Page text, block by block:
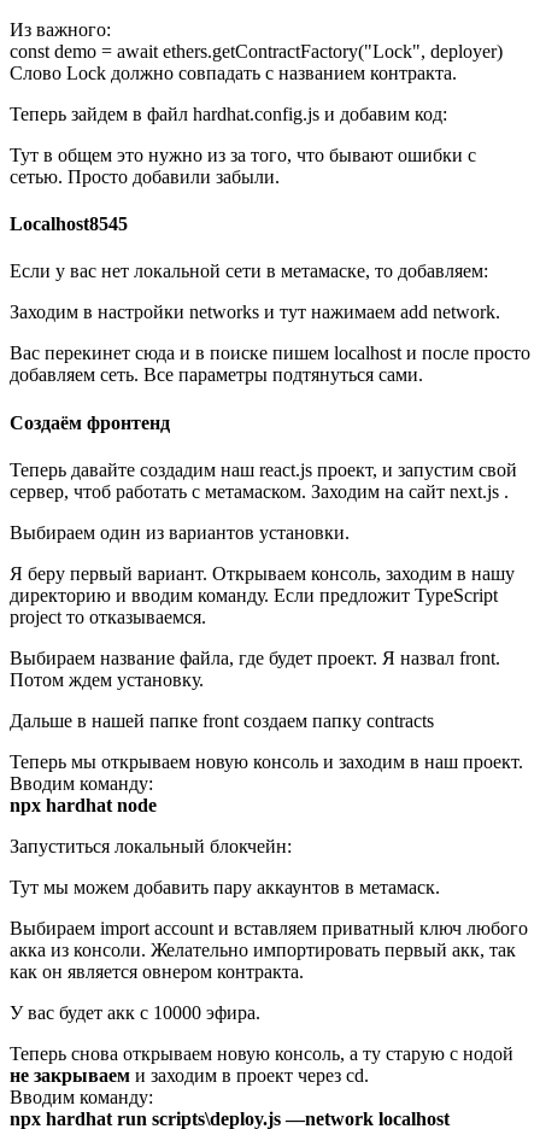
Из важного:
const demo = await ethers.getContractFactory("Lock", deployer)
Слово Lock должно совпадать с названием контракта.
Теперь зайдем в файл hardhat.config.js и добавим код:
Тут в общем это нужно из за того, что бывают ошибки с
сетью. Просто добавили забыли.
Localhost8545
Если у вас нет локальной сети в метамаске, то добавляем:
Заходим в настройки networks и тут нажимаем add network.
Вас перекинет сюда и в поиске пишем localhost и после просто
добавляем сеть. Все параметры подтянуться сами.
Создаём фронтенд
Теперь давайте создадим наш react.js проект, и запустим свой
сервер, чтоб работать с метамаском. Заходим на сайт next.js .
Выбираем один из вариантов установки.
Я беру первый вариант. Открываем консоль, заходим в нашу
директорию и вводим команду. Если предложит TypeScript
project то отказываемся.
Выбираем название файла, где будет проект. Я назвал front.
Потом ждем установку.
Дальше в нашей папке front создаем папку contracts
Теперь мы открываем новую консоль и заходим в наш проект.
Вводим команду:
npx hardhat node
Запуститься локальный блокчейн:
Тут мы можем добавить пару аккаунтов в метамаск.
Выбираем import account и вставляем приватный ключ любого
акка из консоли. Желательно импортировать первый акк, так
как он является овнером контракта.
У вас будет акк с 10000 эфира.
Теперь снова открываем новую консоль, a ту старую с нодой
не закрываем и заходим в проект через cd.
Вводим команду:
npx hardhat run scripts\deploy.js —network localhost